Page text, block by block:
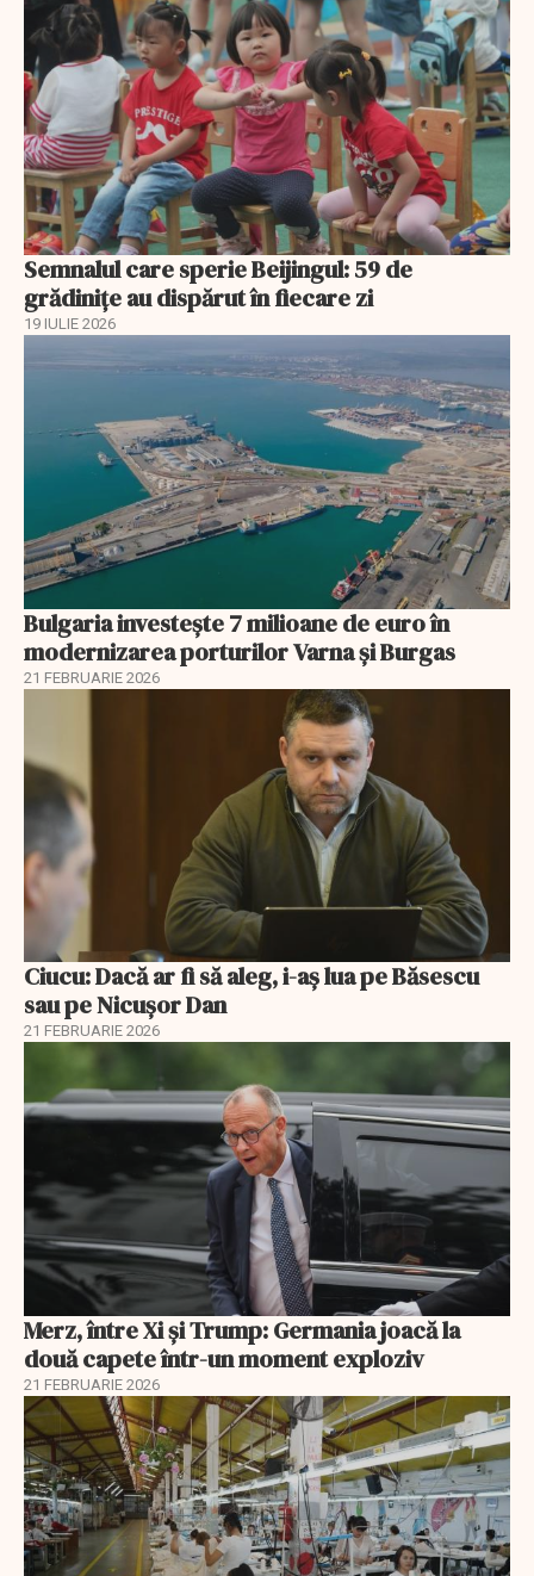
Semnalul care sperie Beijingul: 59 de
grădinițe au dispărut în fiecare zi
19 IULIE 2026
Bulgaria investește 7 milioane de euro în
modernizarea porturilor Varna și Burgas
21 FEBRUARIE 2026
Ciucu: Dacă ar fi să aleg, i-aș lua pe Băsescu
sau pe Nicușor Dan
21 FEBRUARIE 2026
Merz, între Xi și Trump: Germania joacă la
două capete într-un moment exploziv
21 FEBRUARIE 2026